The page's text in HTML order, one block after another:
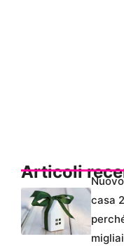
Articoli
casa